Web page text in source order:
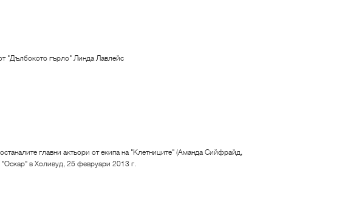
"Дълбокото гърло" Линда Лавлейс
главни актьори от екипа на "Клетниците" (Аманда Сийфрайд,
в Холивуд, 25 февруари 2013 г.